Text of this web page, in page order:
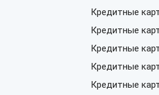
Кредитные
Кредитные
Кредитные
Кредитные
Кредитные